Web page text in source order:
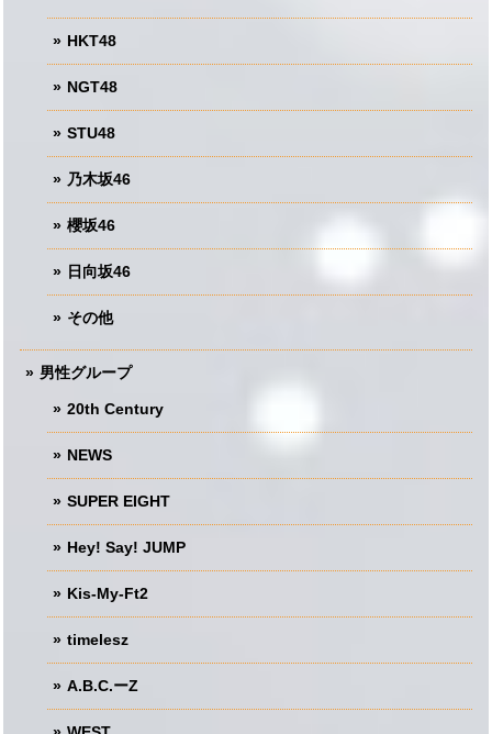
HKT48
NGT48
STU48
乃木坂46
櫻坂46
日向坂46
その他
男性グループ
20th Century
NEWS
SUPER EIGHT
Hey! Say! JUMP
Kis-My-Ft2
timelesz
A.B.C.ーZ